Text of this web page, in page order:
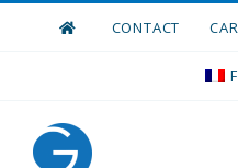
CONTACT